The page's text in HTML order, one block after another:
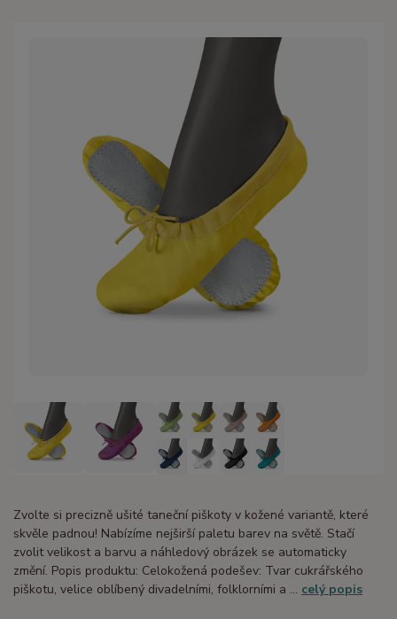
Zvolte si precizně ušité taneční piškoty v kožené variantě, které
skvěle padnou! Nabízíme nejširší paletu barev na světě. Stačí
zvolit velikost a barvu a náhledový obrázek se automaticky
změní. Popis produktu: Celokožená podešev: Tvar cukrářského
piškotu, velice oblíbený divadelními, folklorními a ... celý popis